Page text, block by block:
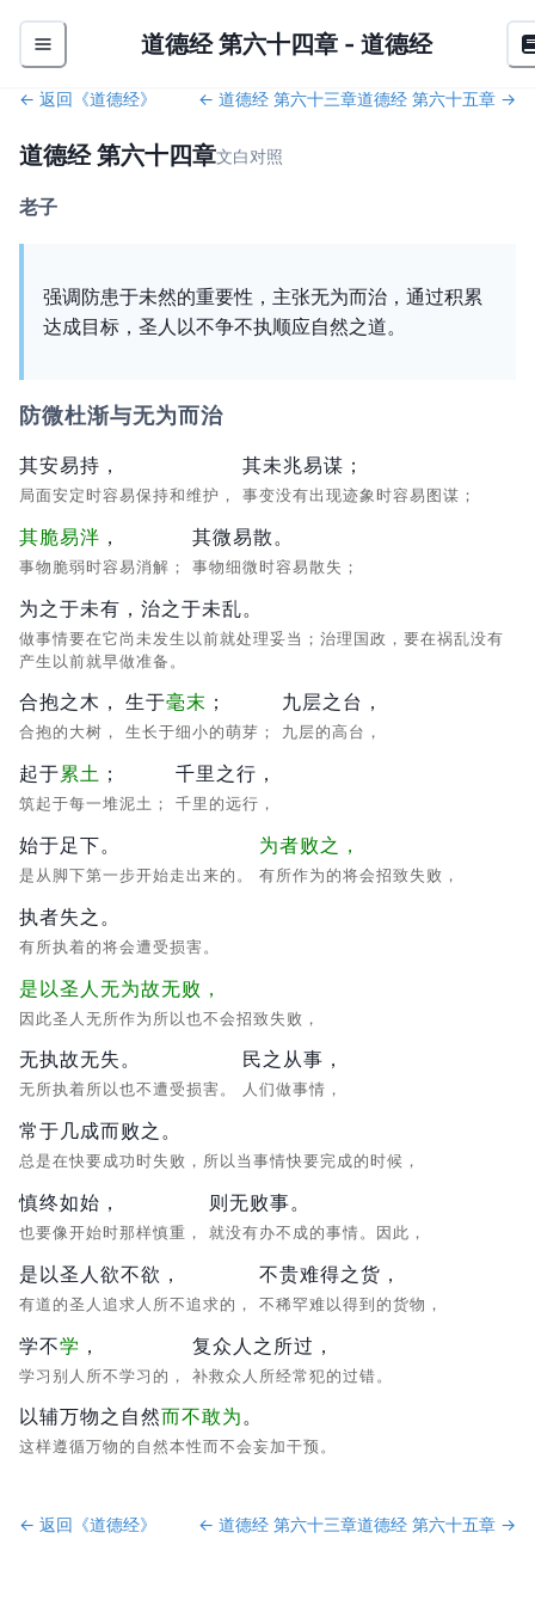
道德经 第六十四章 - 道德经
← 返回《道德经》 ← 道德经 第六十三章道德经 第六十五章 →
道德经 第六十四章文白对照
老子
强调防患于未然的重要性，主张无为而治，通过积累
达成目标，圣人以不争不执顺应自然之道。
防微杜渐与无为而治
其安易持，
局面安定时容易保持和维护，
其未兆易谋；
事变没有出现迹象时容易图谋；
其脆易泮 ，
事物脆弱时容易消解；
其微易散。
事物细微时容易散失；
为之于未有，治之于未乱。
做事情要在它尚未发生以前就处理妥当；治理国政，要在祸乱没有
产生以前就早做准备。
合抱之木，
合抱的大树，
生于毫末 ；
生长于细小的萌芽；
九层之台，
九层的高台，
起于累土 ；
筑起于每一堆泥土；
千里之行，
千里的远行，
始于足下。
是从脚下第一步开始走出来的。
为者败之，
有所作为的将会招致失败，
执者失之。
有所执着的将会遭受损害。
是以圣人无为故无败，
因此圣人无所作为所以也不会招致失败，
无执故无失。
无所执着所以也不遭受损害。
民之从事，
人们做事情，
常于几成而败之。
总是在快要成功时失败，所以当事情快要完成的时候，
慎终如始，
也要像开始时那样慎重，
则无败事。
就没有办不成的事情。因此，
是以圣人欲不欲，
有道的圣人追求人所不追求的，
不贵难得之货，
不稀罕难以得到的货物，
学不学 ，
学习别人所不学习的，
复众人之所过，
补救众人所经常犯的过错。
以辅万物之自然而不敢为。
这样遵循万物的自然本性而不会妄加干预。
← 返回《道德经》 ← 道德经 第六十三章道德经 第六十五章 →